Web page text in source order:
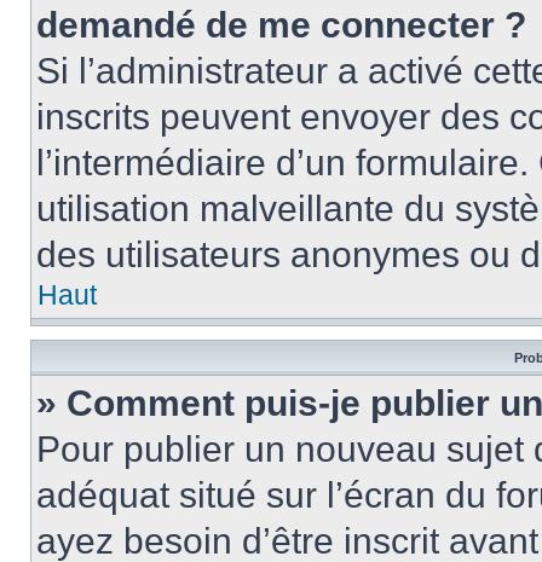
demandé de me connecter ?
Si l’administrateur a activé
inscrits peuvent envoyer des
l’intermédiaire d’un
utilisation malveillante du
des utilisateurs anonymes ou
Haut
» Comment puis-je publier
Pour publier un nouveau
adéquat situé sur l’écran du
ayez besoin d’être inscrit